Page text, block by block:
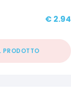
€ 2.94
PRODOTTO